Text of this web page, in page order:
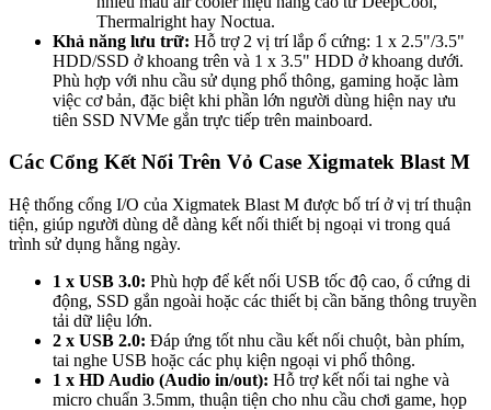
Thermalright hay Noctua.
Khả năng lưu trữ: Hỗ trợ 2 vị trí lắp ổ cứng: 1 x 2.5"/3.5"
HDD/SSD ở khoang trên và 1 x 3.5" HDD ở khoang dưới.
Phù hợp với nhu cầu sử dụng phổ thông, gaming hoặc làm
việc cơ bản, đặc biệt khi phần lớn người dùng hiện nay ưu
tiên SSD NVMe gắn trực tiếp trên mainboard.
Các Cổng Kết Nối Trên Vỏ Case Xigmatek Blast M
Hệ thống cổng I/O của Xigmatek Blast M được bố trí ở vị trí thuận
tiện, giúp người dùng dễ dàng kết nối thiết bị ngoại vi trong quá
trình sử dụng hằng ngày.
1 x USB 3.0: Phù hợp để kết nối USB tốc độ cao, ổ cứng di
động, SSD gắn ngoài hoặc các thiết bị cần băng thông truyền
tải dữ liệu lớn.
2 x USB 2.0: Đáp ứng tốt nhu cầu kết nối chuột, bàn phím,
tai nghe USB hoặc các phụ kiện ngoại vi phổ thông.
1 x HD Audio (Audio in/out): Hỗ trợ kết nối tai nghe và
micro chuẩn 3.5mm, thuận tiện cho nhu cầu chơi game, họp